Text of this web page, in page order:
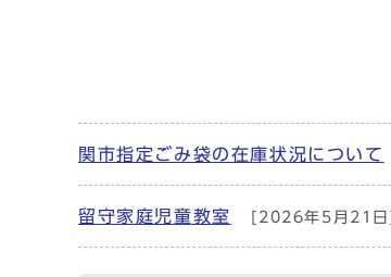
関市指定ごみ袋の在庫状況について
留守家庭児童教室 [2026年5月21日]